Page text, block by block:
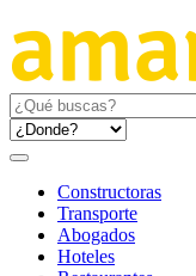
Constructoras
Transporte
Abogados
Hoteles